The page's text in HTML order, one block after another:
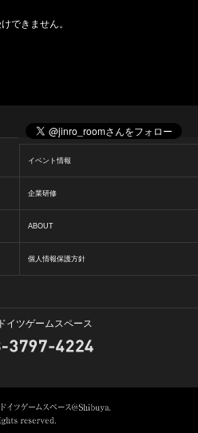
できません。
イベント情報
企業研修
ABOUT
個人情報保護方針
イツゲームスペース